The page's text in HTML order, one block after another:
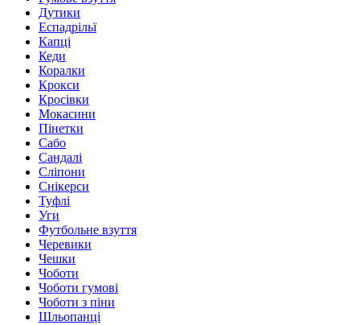
Дутики
Еспадрільї
Капці
Кеди
Коралки
Крокси
Кросівки
Мокасини
Пінетки
Сабо
Сандалі
Сліпони
Снікерси
Туфлі
Уги
Футбольне взуття
Черевики
Чешки
Чоботи
Чоботи гумові
Чоботи з піни
Шльопанці